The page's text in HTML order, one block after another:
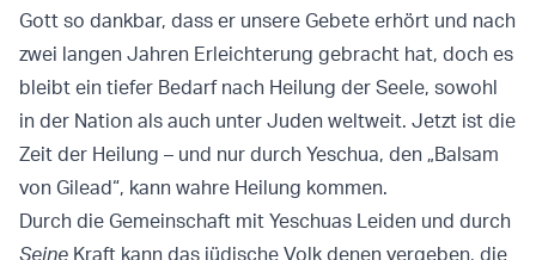
Gott so dankbar, dass er unsere Gebete erhört und nach
zwei langen Jahren Erleichterung gebracht hat, doch es
bleibt ein tiefer Bedarf nach Heilung der Seele, sowohl
in der Nation als auch unter Juden weltweit. Jetzt ist die
Zeit der Heilung – und nur durch Yeschua, den „Balsam
von Gilead“, kann wahre Heilung kommen.
Durch die Gemeinschaft mit Yeschuas Leiden und durch
Seine Kraft kann das jüdische Volk denen vergeben, die